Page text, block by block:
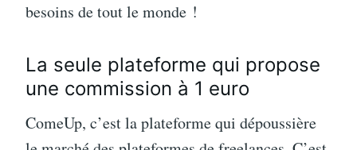
besoins de tout le monde !
La seule plateforme qui propose
une commission à 1 euro
ComeUp, c’est la plateforme qui dépoussière